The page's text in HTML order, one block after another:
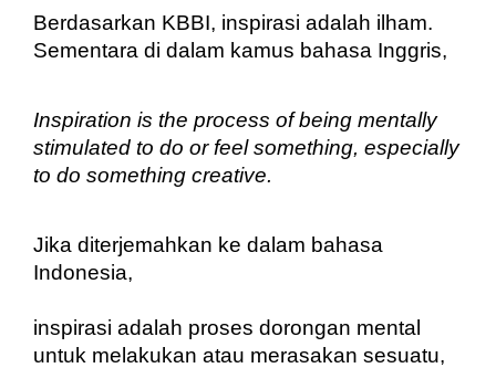
Berdasarkan KBBI, inspirasi adalah ilham.
Sementara di dalam kamus bahasa Inggris,
Inspiration is the process of being mentally
stimulated to do or feel something, especially
to do something creative.
Jika diterjemahkan ke dalam bahasa
Indonesia,
inspirasi adalah proses dorongan mental
untuk melakukan atau merasakan sesuatu,